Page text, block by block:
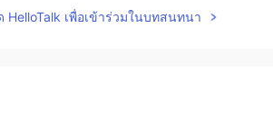
HelloTalk เพื่อเข้าร่วมในบทสนทนา